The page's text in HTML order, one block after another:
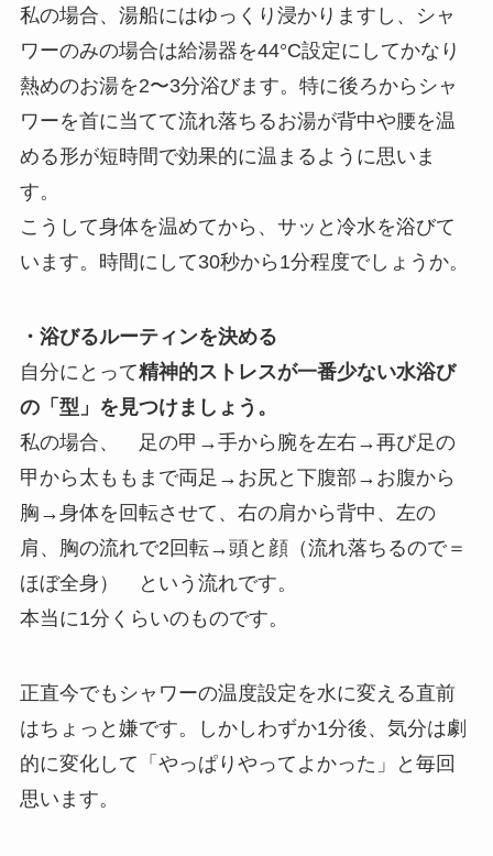
私の場合、湯船にはゆっくり浸かりますし、シャ
ワーのみの場合は給湯器を44°C設定にしてかなり
熱めのお湯を2〜3分浴びます。特に後ろからシャ
ワーを首に当てて流れ落ちるお湯が背中や腰を温
める形が短時間で効果的に温まるように思いま
す。
こうして身体を温めてから、サッと冷水を浴びて
います。時間にして30秒から1分程度でしょうか。
・浴びるルーティンを決める
自分にとって精神的ストレスが一番少ない水浴び
の「型」を見つけましょう。
私の場合、 足の甲→手から腕を左右→再び足の
甲から太ももまで両足→お尻と下腹部→お腹から
胸→身体を回転させて、右の肩から背中、左の
肩、胸の流れで2回転→頭と顔（流れ落ちるので＝
ほぼ全身） という流れです。
本当に1分くらいのものです。
正直今でもシャワーの温度設定を水に変える直前
はちょっと嫌です。しかしわずか1分後、気分は劇
的に変化して「やっぱりやってよかった」と毎回
思います。